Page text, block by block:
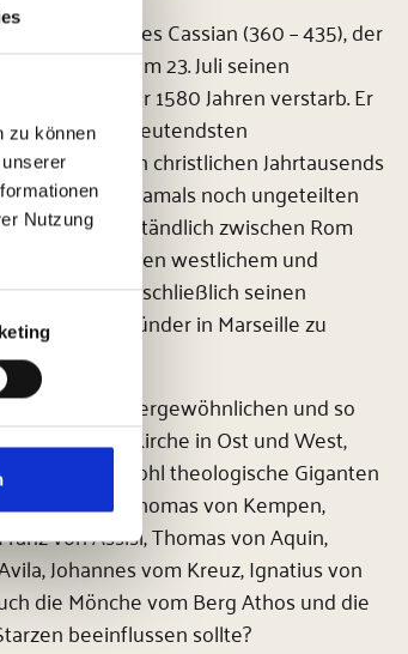
zu können
Nutzung
vom hl. Johannes Cassian (360 – 435), der
Kirche am 23. Juli seinen
hat und vor über 1580 Jahren verstarb. Er
zu den bedeutendsten
des ersten christlichen Jahrtausends
sich in der damals noch ungeteilten
selbstverständlich zwischen Rom
zwischen westlichem und
um schließlich seinen
als Klostergründer in Marseille zu
zu diesem außergewöhnlichen und so
für die Kirche in Ost und West,
sowohl theologische Giganten
von Nursia, Thomas von Kempen,
von Assisi, Thomas von Aquin,
Johannes vom Kreuz, Ignatius von
die Mönche vom Berg Athos und die
beeinflussen sollte?